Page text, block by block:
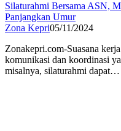
Silaturahmi Bersama ASN,
Panjangkan Umur
Zona Kepri05/11/2024
Zonakepri.com-Suasana
komunikasi dan koordinasi
misalnya, silaturahmi dapat…